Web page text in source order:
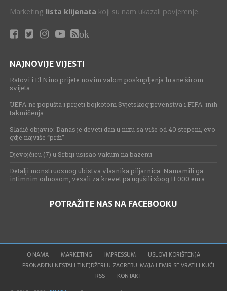
Marketing lista klijenata koji su nam ukazali povjerenje.
ok
NAJNOVIJE VIJESTI
Ratovi i El Nino prijete novim valom poskupljenja hrane širom
svijeta
UEFA ne popušta i prijeti bojkotom Svjetskog prvenstva i FIFA-inih
takmičenja
Sladić objavio: Danas je deveti dan u nizu sa više od 40 stepeni, evo
gdje najviše “prži”
Djevojčicu (7) u Srbiji usisao vakum na bazenu
Detalji monstruoznog ubistva vlasnika piljarnica: Namamili ga
intimnim odnosom, vezali za krevet pa ugušili zbog 11.000 eura
POTRAŽITE NAS NA FACEBOOKU
O NAMA MARKETING IMPRESSUM
USLOVI KORIŠTENJA
PRONAĐENI NESTALI TINEJDŽERI U ZAGREBU: MAJA I EMIR SE VRATILI KUĆI
RSS
KONTAKT